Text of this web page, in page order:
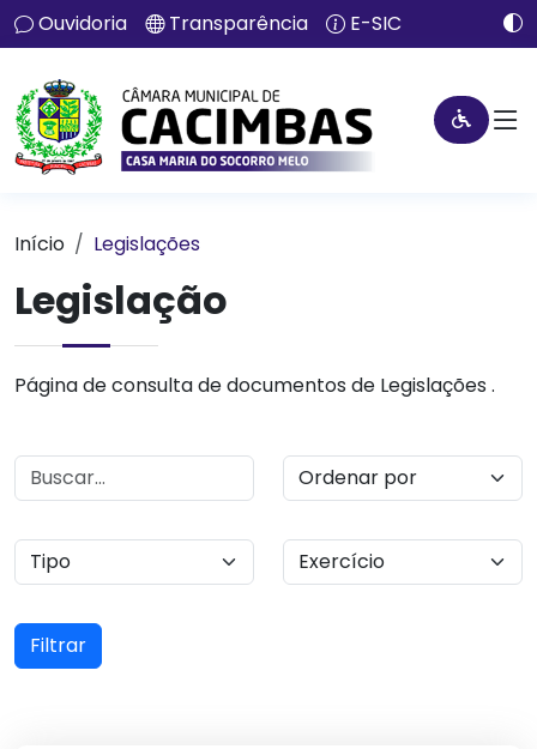
Ouvidoria Transparência E-SIC
Início Legislações
Legislação
Página de consulta de documentos de Legislações .
Filtrar